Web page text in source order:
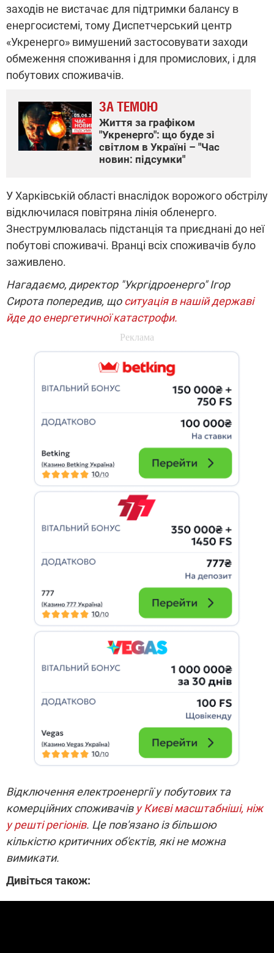
заходів не вистачає для підтримки балансу в
енергосистемі, тому Диспетчерський центр
«Укренерго» вимушений застосовувати заходи
обмеження споживання і для промислових, і для
побутових споживачів.
ЗА ТЕМОЮ
Життя за графіком
"Укренерго": що буде зі
світлом в Україні – "Час
новин: підсумки"
У Харківській області внаслідок ворожого обстрілу
відключилася повітряна лінія обленерго.
Знеструмлювалась підстанція та приєднані до неї
побутові споживачі. Вранці всіх споживачів було
заживлено.
Нагадаємо, директор "Укргідроенерго" Ігор
Сирота попередив, щоситуація в нашій державі
йде до енергетичної катастрофи.
Відключення електроенергії у побутових та
комерційних споживачів у Києві масштабніші, ніж
у решті регіонів. Це пов'язано із більшою
кількістю критичних об'єктів, які не можна
вимикати.
Дивіться також: